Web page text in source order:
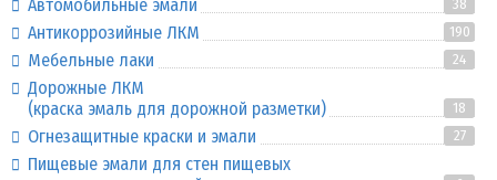
Автомобильные эмали 38
Антикоррозийные ЛКМ 190
Мебельные лаки 24
Дорожные ЛКМ
(краска эмаль для дорожной разметки)
18
Огнезащитные краски и эмали 27
Пищевые эмали для стен пищевых